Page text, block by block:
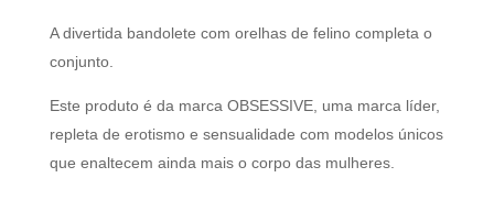
A divertida bandolete com orelhas de felino completa o
conjunto.
Este produto é da marca OBSESSIVE, uma marca líder,
repleta de erotismo e sensualidade com modelos únicos
que enaltecem ainda mais o corpo das mulheres.